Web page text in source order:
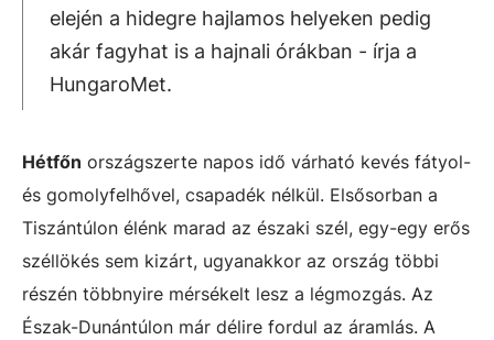
elején a hidegre hajlamos helyeken pedig
akár fagyhat is a hajnali órákban - írja a
HungaroMet.
Hétfőn országszerte napos idő várható kevés fátyol-
és gomolyfelhővel, csapadék nélkül. Elsősorban a
Tiszántúlon élénk marad az északi szél, egy-egy erős
széllökés sem kizárt, ugyanakkor az ország többi
részén többnyire mérsékelt lesz a légmozgás. Az
Észak-Dunántúlon már délire fordul az áramlás. A